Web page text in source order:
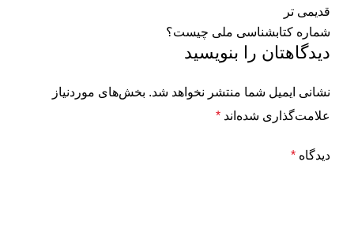
قدیمی تر
شماره کتابشناسی ملی چیست؟
دیدگاهتان را بنویسید
نشانی ایمیل شما منتشر نخواهد شد. بخش‌های موردنیاز
علامت‌گذاری شده‌اند *
دیدگاه *